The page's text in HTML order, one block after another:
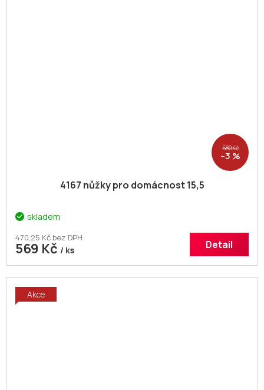
589 Kč
–3 %
4167 nůžky pro domácnost 15,5
skladem
470,25 Kč bez DPH
569 Kč / ks Detail
Akce